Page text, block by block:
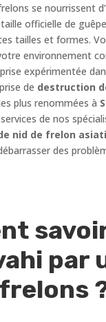
se nourrissent
officielle de
tailles et formes.
environnement
expérimentée
de destruction
plus renommées à
de nos
nid de frelon
des
par
frelons